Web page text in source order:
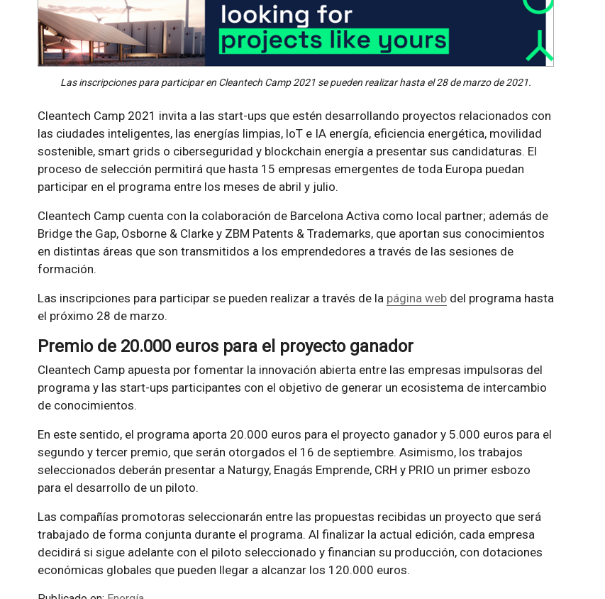
Las inscripciones para participar en Cleantech Camp 2021 se pueden realizar hasta el 28 de marzo de 2021.
Cleantech Camp 2021 invita a las start-ups que estén desarrollando proyectos relacionados con
las ciudades inteligentes, las energías limpias, loT e IA energía, eficiencia energética, movilidad
sostenible, smart grids o ciberseguridad y blockchain energía a presentar sus candidaturas. El
proceso de selección permitirá que hasta 15 empresas emergentes de toda Europa puedan
participar en el programa entre los meses de abril y julio.
Cleantech Camp cuenta con la colaboración de Barcelona Activa como local partner; además de
Bridge the Gap, Osborne & Clarke y ZBM Patents & Trademarks, que aportan sus conocimientos
en distintas áreas que son transmitidos a los emprendedores a través de las sesiones de
formación.
Las inscripciones para participar se pueden realizar a través de la página webdel programa hasta
el próximo 28 de marzo.
Premio de 20.000 euros para el proyecto ganador
Cleantech Camp apuesta por fomentar la innovación abierta entre las empresas impulsoras del
programa y las start-ups participantes con el objetivo de generar un ecosistema de intercambio
de conocimientos.
En este sentido, el programa aporta 20.000 euros para el proyecto ganador y 5.000 euros para el
segundo y tercer premio, que serán otorgados el 16 de septiembre. Asimismo, los trabajos
seleccionados deberán presentar a Naturgy, Enagás Emprende, CRH y PRIO un primer esbozo
para el desarrollo de un piloto.
Las compañías promotoras seleccionarán entre las propuestas recibidas un proyecto que será
trabajado de forma conjunta durante el programa. Al finalizar la actual edición, cada empresa
decidirá si sigue adelante con el piloto seleccionado y financian su producción, con dotaciones
económicas globales que pueden llegar a alcanzar los 120.000 euros.